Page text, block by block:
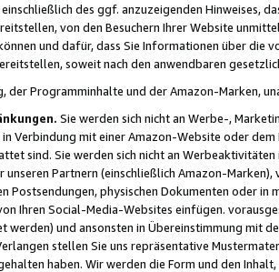
des ggf. anzuzeigenden Hinweises,
von den Besuchern Ihrer Website
und dafür, dass Sie Informationen über die
soweit nach den anwendbaren
der Programminhalte und der Amazon-Marken,
Sie werden sich nicht an Werbe-,
Verbindung mit einer Amazon-Website oder
sind. Sie werden sich nicht an
unseren Partnern (einschließlich Amazon-
Postsendungen, physischen Dokumenten oder in
Ihren Social-Media-Websites einfügen.
werden) und ansonsten in Übereinstimmung mit
stellen Sie uns repräsentative
haben. Wir werden die Form und den